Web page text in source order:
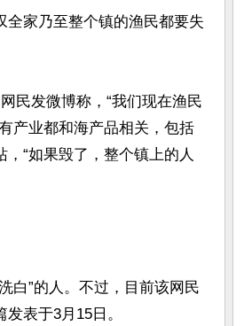
全家乃至整个镇的渔民都要失
民发微博称，“我们现在渔民
产业都和海产品相关，包括
“如果毁了，整个镇上的人
白”的人。不过，目前该网民
表于3月15日。